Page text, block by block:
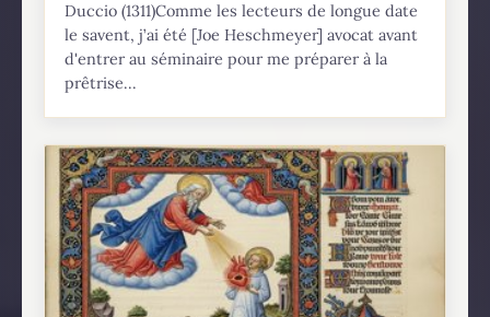
Duccio (1311)Comme les lecteurs de longue date
le savent, j’ai été [Joe Heschmeyer] avocat avant
d'entrer au séminaire pour me préparer à la
prêtrise...